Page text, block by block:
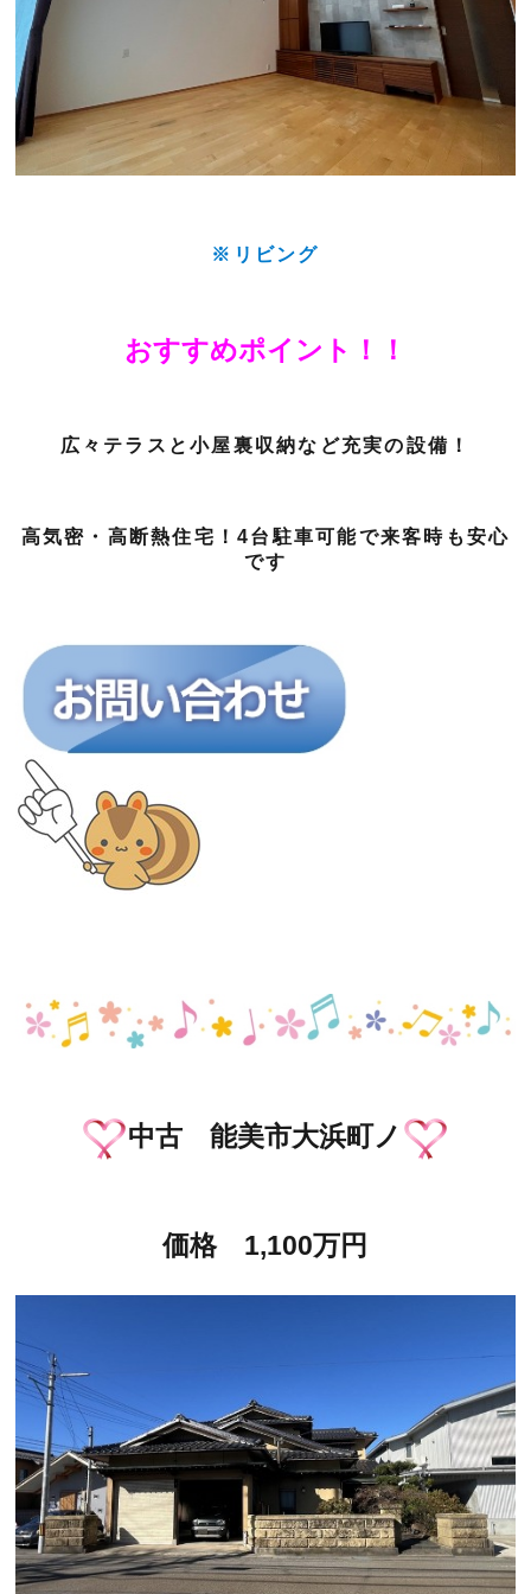
※リビング
おすすめポイント！！
広々テラスと小屋裏収納など充実の設備！
高気密・高断熱住宅！4台駐車可能で来客時も安心
です
中古 能美市大浜町ノ
価格 1,100万円